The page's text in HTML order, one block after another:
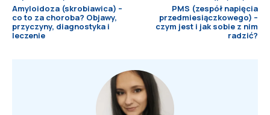
Amyloidoza (skrobiawica) –
co to za choroba? Objawy,
przyczyny, diagnostyka i
leczenie
PMS (zespół napięcia
przedmiesiączkowego) –
czym jest i jak sobie z nim
radzić?